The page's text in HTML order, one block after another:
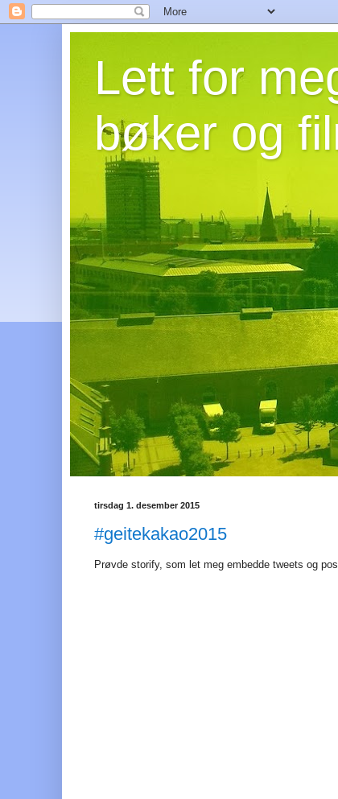
Lett for
bøker og
tirsdag 1. desember 2015
#geitekakao2015
Prøvde storify, som let meg embedde tweets og